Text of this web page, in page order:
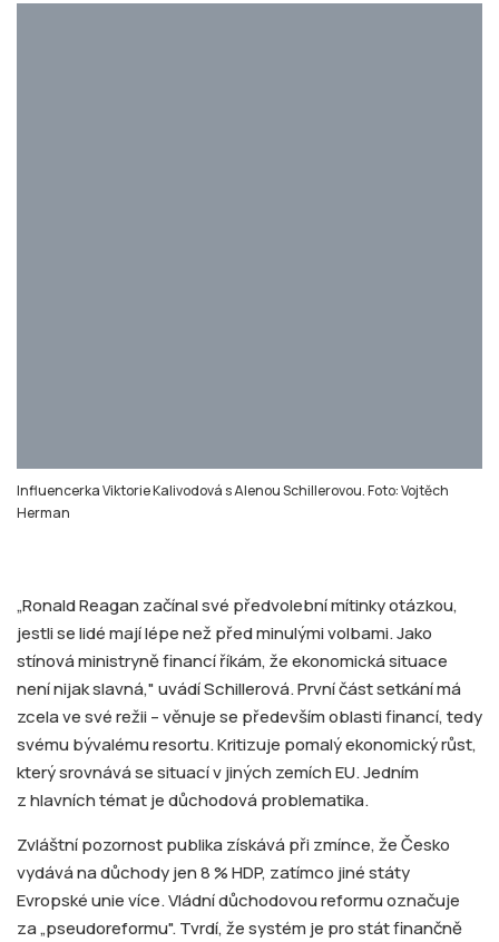
Influencerka Viktorie Kalivodová s Alenou Schillerovou. Foto: Vojtěch
Herman
„Ronald Reagan začínal své předvolební mítinky otázkou,
jestli se lidé mají lépe než před minulými volbami. Jako
stínová ministryně financí říkám, že ekonomická situace
není nijak slavná," uvádí Schillerová. První část setkání má
zcela ve své režii – věnuje se především oblasti financí, tedy
svému bývalému resortu. Kritizuje pomalý ekonomický růst,
který srovnává se situací v jiných zemích EU. Jedním
z hlavních témat je důchodová problematika.
Zvláštní pozornost publika získává při zmínce, že Česko
vydává na důchody jen 8 % HDP, zatímco jiné státy
Evropské unie více. Vládní důchodovou reformu označuje
za „pseudoreformu". Tvrdí, že systém je pro stát finančně